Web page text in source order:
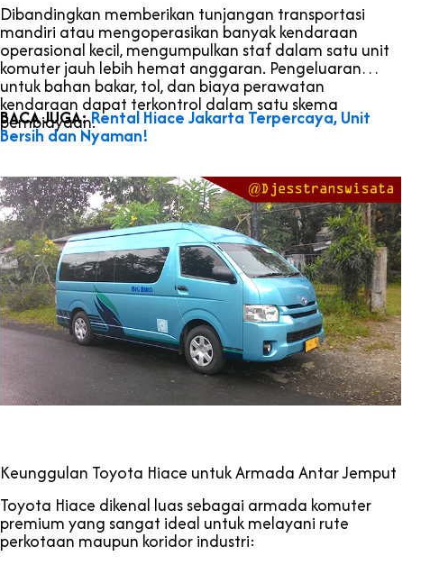
Dibandingkan memberikan tunjangan transportasi
mandiri atau mengoperasikan banyak kendaraan
operasional kecil, mengumpulkan staf dalam satu unit
komuter jauh lebih hemat anggaran. Pengeluaran
untuk bahan bakar, tol, dan biaya perawatan
kendaraan dapat terkontrol dalam satu skema
pembiayaan.
BACA JUGA:Rental Hiace Jakarta Terpercaya, Unit
Bersih dan Nyaman!
Keunggulan Toyota Hiace untuk Armada Antar Jemput
Toyota Hiace dikenal luas sebagai armada komuter
premium yang sangat ideal untuk melayani rute
perkotaan maupun koridor industri: